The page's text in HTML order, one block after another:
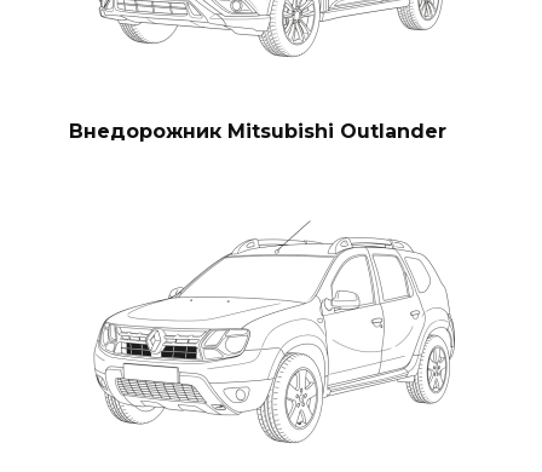
Внедорожник Mitsubishi Outlander